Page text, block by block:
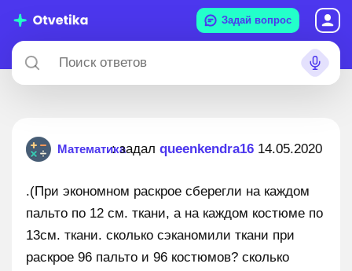
Задай вопрос
Математика: задал queenkendra16 14.05.2020
.(При экономном раскрое сберегли на каждом
пальто по 12 см. ткани, а на каждом костюме по
13см. ткани. сколько сэканомили ткани при
раскрое 96 пальто и 96 костюмов? сколько